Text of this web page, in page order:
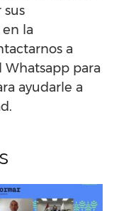
sus
la
a
para
ayudarle a